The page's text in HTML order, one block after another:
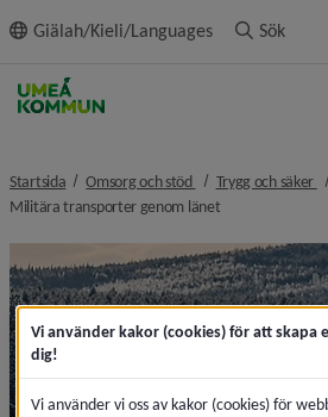
innehållet
Giälah/Kieli/Languages Sök
Startsida Omsorg och stöd nivå i
Trygg och säker
Militära transporter genom länetnivå i
Vi använder kakor (cookies) för att skapa
dig!
Vi använder vi oss av kakor (cookies) för